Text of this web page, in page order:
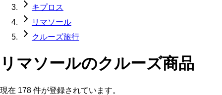
キプロス
リマソール
クルーズ旅行
リマソールのクルーズ商品
現在 178 件が登録されています。